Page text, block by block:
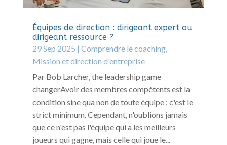
Équipes de direction : dirigeant expert ou
dirigeant ressource ?
29 Sep 2025 | Comprendre le coaching,
Mission et direction d'entreprise
Par Bob Larcher, the leadership game
changerAvoir des membres compétents est la
condition sine qua non de toute équipe ; c'est le
strict minimum. Cependant, n'oublions jamais
que ce n'est pas l'équipe qui a les meilleurs
joueurs qui gagne, mais celle qui joue le...